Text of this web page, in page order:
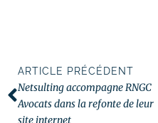
ARTICLE PRÉCÉDENT
Netsulting accompagne RNGC
Avocats dans la refonte de leur
site internet